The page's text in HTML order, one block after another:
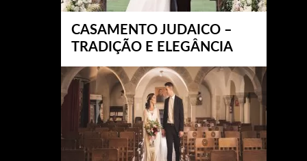
CASAMENTO JUDAICO –
TRADIÇÃO E ELEGÂNCIA